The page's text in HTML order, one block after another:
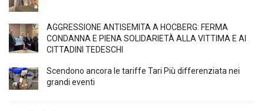
AGGRESSIONE ANTISEMITA A HÖCBERG: FERMA
CONDANNA E PIENA SOLIDARIETÀ ALLA VITTIMA E AI
CITTADINI TEDESCHI
Scendono ancora le tariffe Tari Più differenziata nei
grandi eventi